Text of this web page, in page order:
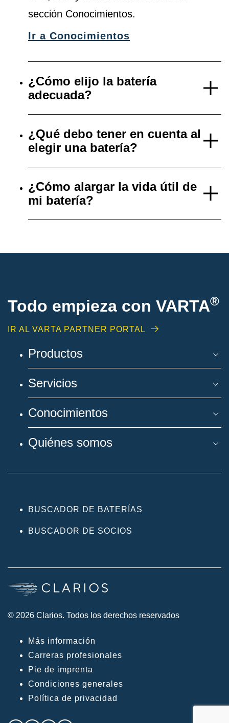
sección Conocimientos.
Ir a Conocimientos
¿Cómo elijo la batería
adecuada?
¿Qué debo tener en cuenta al
elegir una batería?
¿Cómo alargar la vida útil de
mi batería?
Todo empieza con VARTA®
IR AL VARTA PARTNER PORTAL
Productos
Servicios
Conocimientos
Quiénes somos
BUSCADOR DE BATERÍAS
BUSCADOR DE SOCIOS
© 2026 Clarios. Todos los derechos reservados
Más información
Carreras profesionales
Pie de imprenta
Condiciones generales
Política de privacidad